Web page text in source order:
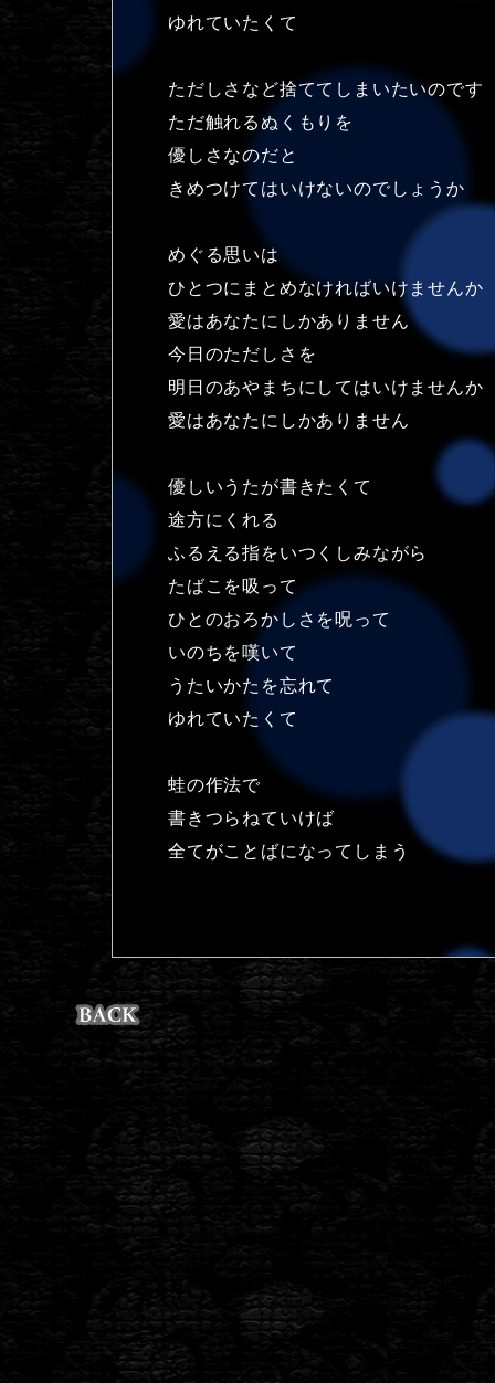
ゆれていたくて
ただしさなど捨ててしまいたいのです
ただ触れるぬくもりを
優しさなのだと
きめつけてはいけないのでしょうか
めぐる思いは
ひとつにまとめなければいけませんか
愛はあなたにしかありません
今日のただしさを
明日のあやまちにしてはいけませんか
愛はあなたにしかありません
優しいうたが書きたくて
途方にくれる
ふるえる指をいつくしみながら
たばこを吸って
ひとのおろかしさを呪って
いのちを嘆いて
うたいかたを忘れて
ゆれていたくて
蛙の作法で
書きつらねていけば
全てがことばになってしまう